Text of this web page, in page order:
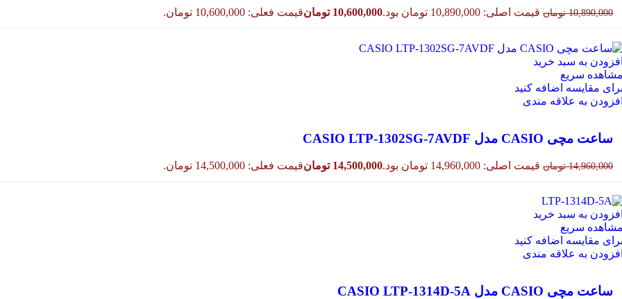
10,890,000 تومان قیمت اصلی: 10,890,000 تومان بود. 10,600,000 تومانقیمت فعلی: 10,600,000 تومان.
به سبد خرید
سریع
مقایسه اضافه کنید
به علاقه مندی
ساعت مچی CASIO مدل CASIO LTP-1302SG-7AVDF
14,960,000 تومان قیمت اصلی: 14,960,000 تومان بود. 14,500,000 تومانقیمت فعلی: 14,500,000 تومان.
به سبد خرید
سریع
مقایسه اضافه کنید
به علاقه مندی
ساعت مچی CASIO مدل CASIO LTP-1314D-5A